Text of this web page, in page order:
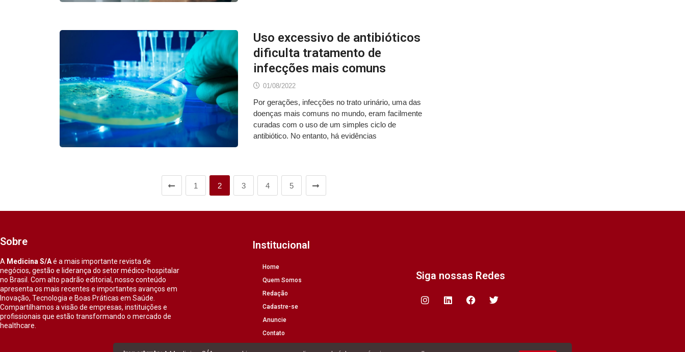
Uso excessivo de antibióticos
dificulta tratamento de
infecções mais comuns
01/08/2022
Por gerações, infecções no trato urinário, uma das
doenças mais comuns no mundo, eram facilmente
curadas com o uso de um simples ciclo de
antibiótico. No entanto, há evidências
1 2 3 4 5
Sobre
A Medicina S/Aé a mais importante revista de
negócios, gestão e liderança do setor médico-hospitalar
no Brasil. Com alto padrão editorial, nosso conteúdo
apresenta os mais recentes e importantes avanços em
Inovação, Tecnologia e Boas Práticas em Saúde.
Compartilhamos a visão de empresas, instituições e
profissionais que estão transformando o mercado de
healthcare.
Institucional
Home
Quem Somos
Redação
Cadastre-se
Anuncie
Contato
Siga nossas Redes